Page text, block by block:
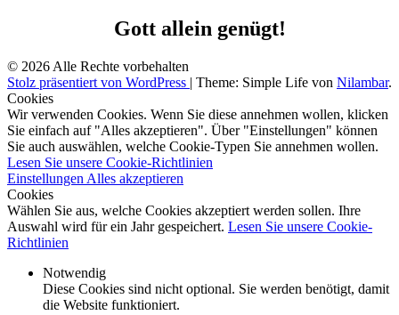
Gott allein genügt!
© 2026 Alle Rechte vorbehalten
Stolz präsentiert von WordPress | Theme: Simple Life von Nilambar.
Cookies
Wir verwenden Cookies. Wenn Sie diese annehmen wollen, klicken
Sie einfach auf "Alles akzeptieren". Über "Einstellungen" können
Sie auch auswählen, welche Cookie-Typen Sie annehmen wollen.
Lesen Sie unsere Cookie-Richtlinien
Einstellungen Alles akzeptieren
Cookies
Wählen Sie aus, welche Cookies akzeptiert werden sollen. Ihre
Auswahl wird für ein Jahr gespeichert. Lesen Sie unsere Cookie-
Richtlinien
Notwendig
Diese Cookies sind nicht optional. Sie werden benötigt, damit
die Website funktioniert.